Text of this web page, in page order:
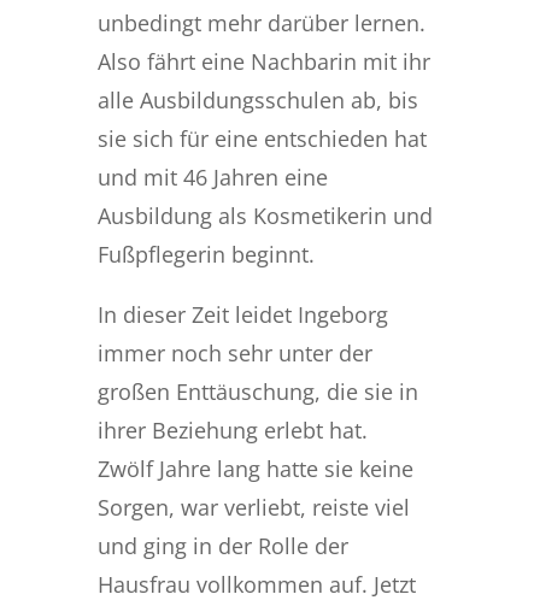
unbedingt mehr darüber lernen.
Also fährt eine Nachbarin mit ihr
alle Ausbildungsschulen ab, bis
sie sich für eine entschieden hat
und mit 46 Jahren eine
Ausbildung als Kosmetikerin und
Fußpflegerin beginnt.
In dieser Zeit leidet Ingeborg
immer noch sehr unter der
großen Enttäuschung, die sie in
ihrer Beziehung erlebt hat.
Zwölf Jahre lang hatte sie keine
Sorgen, war verliebt, reiste viel
und ging in der Rolle der
Hausfrau vollkommen auf. Jetzt